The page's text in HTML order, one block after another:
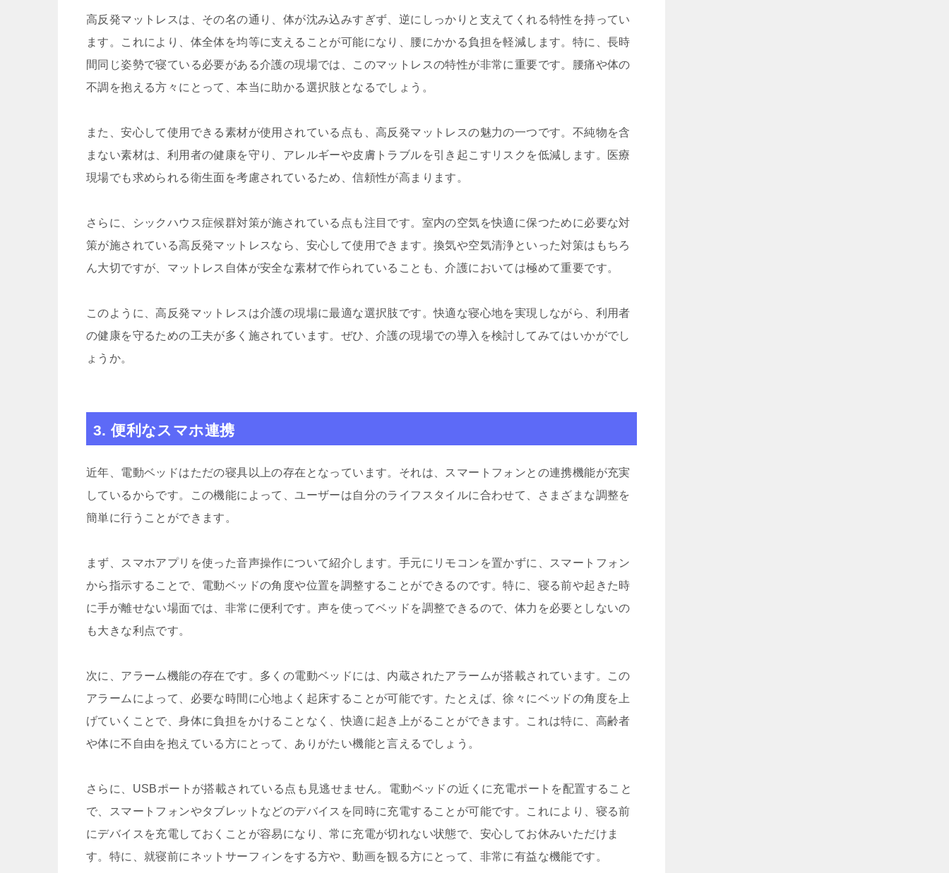
高反発マットレスは、その名の通り、体が沈み込みすぎず、逆にしっかりと支えてくれる特性を持ってい
ます。これにより、体全体を均等に支えることが可能になり、腰にかかる負担を軽減します。特に、長時
間同じ姿勢で寝ている必要がある介護の現場では、このマットレスの特性が非常に重要です。腰痛や体の
不調を抱える方々にとって、本当に助かる選択肢となるでしょう。
また、安心して使用できる素材が使用されている点も、高反発マットレスの魅力の一つです。不純物を含
まない素材は、利用者の健康を守り、アレルギーや皮膚トラブルを引き起こすリスクを低減します。医療
現場でも求められる衛生面を考慮されているため、信頼性が高まります。
さらに、シックハウス症候群対策が施されている点も注目です。室内の空気を快適に保つために必要な対
策が施されている高反発マットレスなら、安心して使用できます。換気や空気清浄といった対策はもちろ
ん大切ですが、マットレス自体が安全な素材で作られていることも、介護においては極めて重要です。
このように、高反発マットレスは介護の現場に最適な選択肢です。快適な寝心地を実現しながら、利用者
の健康を守るための工夫が多く施されています。ぜひ、介護の現場での導入を検討してみてはいかがでし
ょうか。
3. 便利なスマホ連携
近年、電動ベッドはただの寝具以上の存在となっています。それは、スマートフォンとの連携機能が充実
しているからです。この機能によって、ユーザーは自分のライフスタイルに合わせて、さまざまな調整を
簡単に行うことができます。
まず、スマホアプリを使った音声操作について紹介します。手元にリモコンを置かずに、スマートフォン
から指示することで、電動ベッドの角度や位置を調整することができるのです。特に、寝る前や起きた時
に手が離せない場面では、非常に便利です。声を使ってベッドを調整できるので、体力を必要としないの
も大きな利点です。
次に、アラーム機能の存在です。多くの電動ベッドには、内蔵されたアラームが搭載されています。この
アラームによって、必要な時間に心地よく起床することが可能です。たとえば、徐々にベッドの角度を上
げていくことで、身体に負担をかけることなく、快適に起き上がることができます。これは特に、高齢者
や体に不自由を抱えている方にとって、ありがたい機能と言えるでしょう。
さらに、USBポートが搭載されている点も見逃せません。電動ベッドの近くに充電ポートを配置すること
で、スマートフォンやタブレットなどのデバイスを同時に充電することが可能です。これにより、寝る前
にデバイスを充電しておくことが容易になり、常に充電が切れない状態で、安心してお休みいただけま
す。特に、就寝前にネットサーフィンをする方や、動画を観る方にとって、非常に有益な機能です。